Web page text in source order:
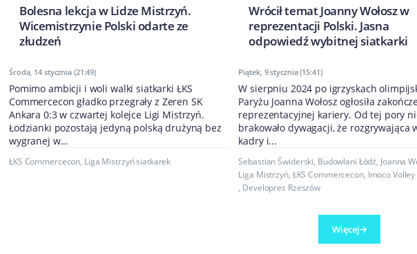
Bolesna lekcja w Lidze Mistrzyń.
Wicemistrzynie Polski odarte ze
złudzeń
Środa, 14 stycznia (21:49)
Pomimo ambicji i woli walki siatkarki ŁKS
Commercecon gładko przegrały z Zeren SK
Ankara 0:3 w czwartej kolejce Ligi Mistrzyń.
Łodzianki pozostają jedyną polską drużyną bez
wygranej w...
ŁKS Commercecon, Liga Mistrzyń siatkarek
Wrócił temat Joanny Wołosz w
reprezentacji Polski. Jasna
odpowiedź wybitnej siatkarki
Piątek, 9 stycznia (15:41)
W sierpniu 2024 po igrzyskach
Paryżu Joanna Wołosz ogłosiła
reprezentacyjnej kariery. Od tej pory
brakowało dywagacji, że rozgrywająca
kadry i...
Sebastian Świderski, Budowlani Łódź, Joanna
Liga Mistrzyń, ŁKS Commercecon, Imoco
, Developres Rzeszów
Więcej